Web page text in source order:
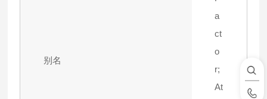
别名
a
ct
o
r;
At